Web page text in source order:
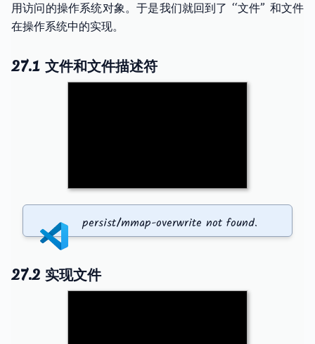
用访问的操作系统对象。于是我们就回到了 “文件” 和文件
在操作系统中的实现。
27.1 文件和文件描述符
persist/mmap-overwrite not found.
27.2 实现文件